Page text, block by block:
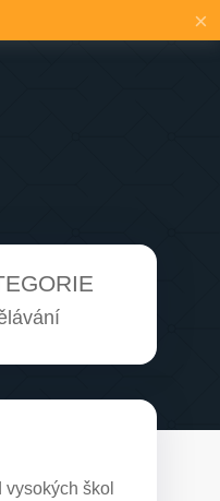
×
škol